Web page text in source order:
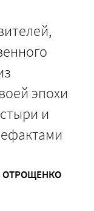
эпохи
и
ОТРОЩЕНКО